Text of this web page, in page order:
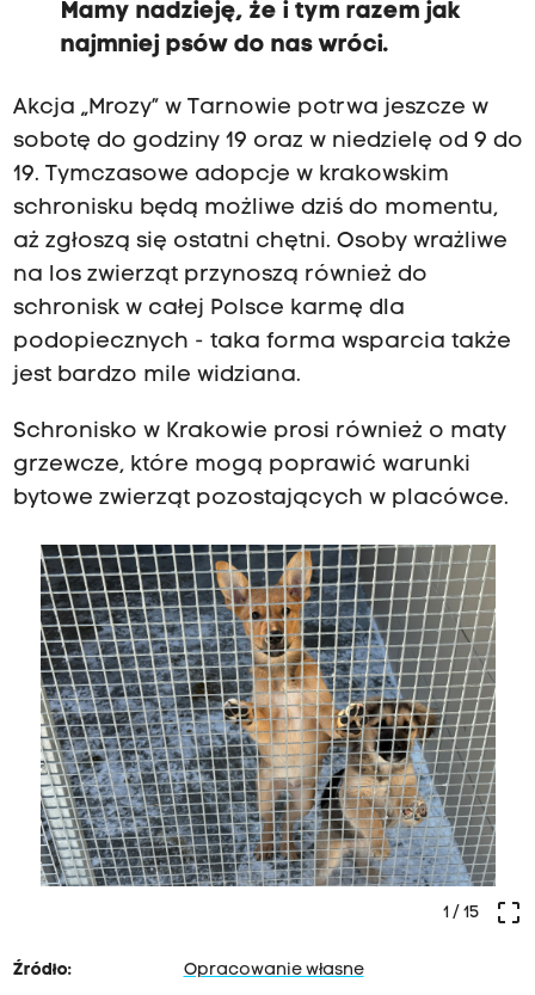
Mamy nadzieję, że i tym razem jak
najmniej psów do nas wróci.
Akcja „Mrozy” w Tarnowie potrwa jeszcze w
sobotę do godziny 19 oraz w niedzielę od 9 do
19. Tymczasowe adopcje w krakowskim
schronisku będą możliwe dziś do momentu,
aż zgłoszą się ostatni chętni. Osoby wrażliwe
na los zwierząt przynoszą również do
schronisk w całej Polsce karmę dla
podopiecznych - taka forma wsparcia także
jest bardzo mile widziana.
Schronisko w Krakowie prosi również o maty
grzewcze, które mogą poprawić warunki
bytowe zwierząt pozostających w placówce.
crop_free
1 / 15
Źródło:
Opracowanie własne